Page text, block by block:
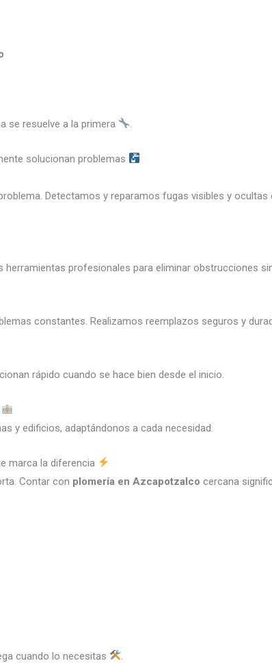
se resuelve a la primera
solucionan problemas
Detectamos y reparamos fugas visibles y
herramientas profesionales para eliminar obstrucciones
constantes. Realizamos reemplazos seguros y
rápido cuando se hace bien desde el inicio.
y edificios, adaptándonos a cada necesidad.
marca la diferencia
Contar con plomería en Azcapotzalco cercana
cuando lo necesitas